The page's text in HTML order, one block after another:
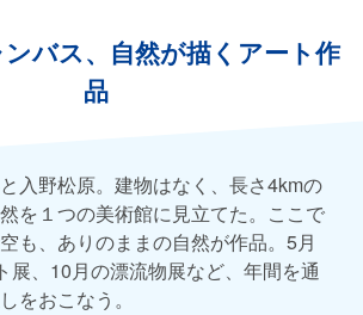
バス、自然が描くアート作
品
入野松原。建物はなく、長さ4kmの
を１つの美術館に見立てた。ここで
も、ありのままの自然が作品。5月
展、10月の漂流物展など、年間を通
をおこなう。